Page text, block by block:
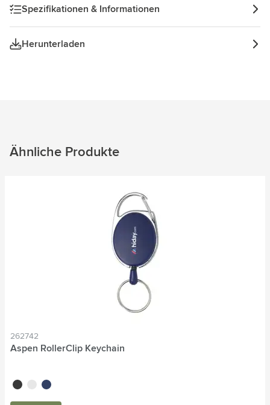
Spezifikationen & Informationen
Herunterladen
Ähnliche Produkte
262742
Aspen RollerClip Keychain
noir blancbleu